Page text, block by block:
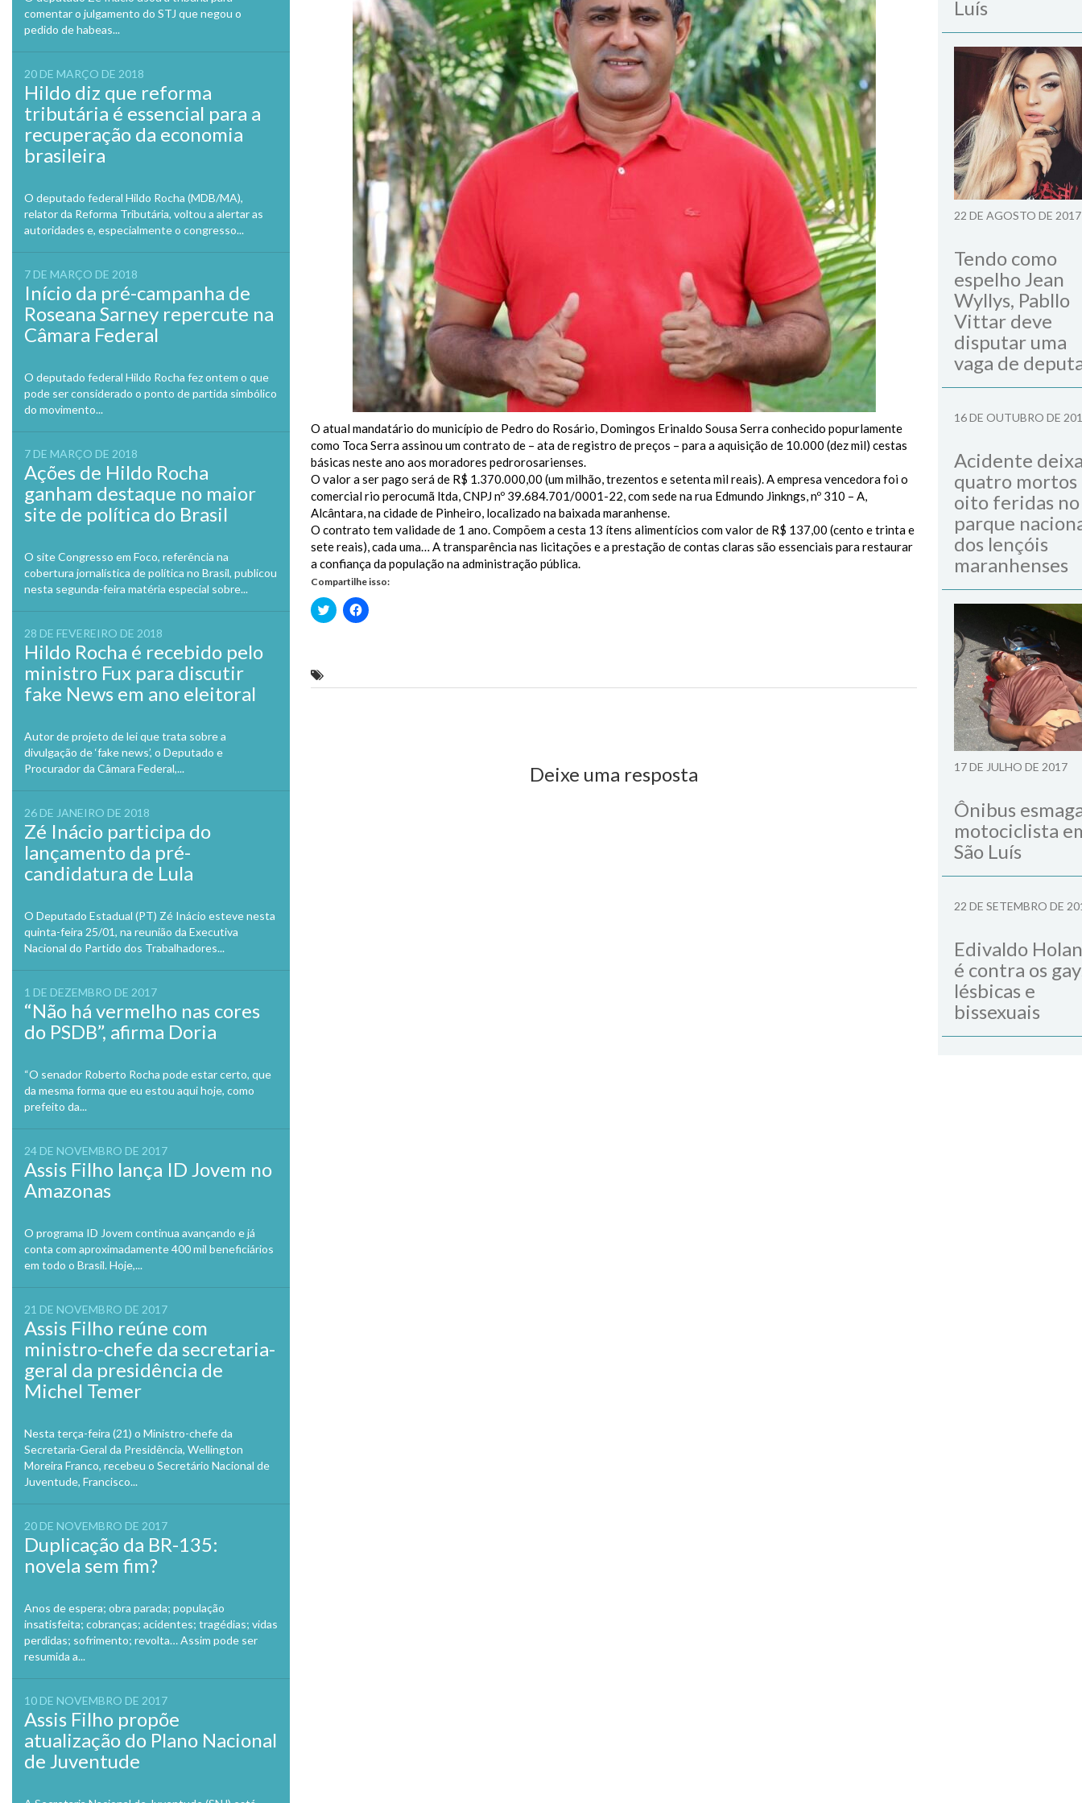
comentar o julgamento do STJ que negou o
pedido de habeas...
20 DE MARÇO DE 2018
Hildo diz que reforma
tributária é essencial para a
recuperação da economia
brasileira
O deputado federal Hildo Rocha (MDB/MA),
relator da Reforma Tributária, voltou a alertar as
autoridades e, especialmente o congresso...
7 DE MARÇO DE 2018
Início da pré-campanha de
Roseana Sarney repercute na
Câmara Federal
O deputado federal Hildo Rocha fez ontem o que
pode ser considerado o ponto de partida simbólico
do movimento...
7 DE MARÇO DE 2018
Ações de Hildo Rocha
ganham destaque no maior
site de política do Brasil
O site Congresso em Foco, referência na
cobertura jornalística de política no Brasil, publicou
nesta segunda-feira matéria especial sobre...
28 DE FEVEREIRO DE 2018
Hildo Rocha é recebido pelo
ministro Fux para discutir
fake News em ano eleitoral
Autor de projeto de lei que trata sobre a
divulgação de ‘fake news’, o Deputado e
Procurador da Câmara Federal,...
26 DE JANEIRO DE 2018
Zé Inácio participa do
lançamento da pré-
candidatura de Lula
O Deputado Estadual (PT) Zé Inácio esteve nesta
quinta-feira 25/01, na reunião da Executiva
Nacional do Partido dos Trabalhadores...
1 DE DEZEMBRO DE 2017
“Não há vermelho nas cores
do PSDB”, afirma Doria
“O senador Roberto Rocha pode estar certo, que
da mesma forma que eu estou aqui hoje, como
prefeito da...
24 DE NOVEMBRO DE 2017
Assis Filho lança ID Jovem no
Amazonas
O programa ID Jovem continua avançando e já
conta com aproximadamente 400 mil beneficiários
em todo o Brasil. Hoje,...
21 DE NOVEMBRO DE 2017
Assis Filho reúne com
ministro-chefe da secretaria-
geral da presidência de
Michel Temer
Nesta terça-feira (21) o Ministro-chefe da
Secretaria-Geral da Presidência, Wellington
Moreira Franco, recebeu o Secretário Nacional de
Juventude, Francisco...
20 DE NOVEMBRO DE 2017
Duplicação da BR-135:
novela sem fim?
Anos de espera; obra parada; população
insatisfeita; cobranças; acidentes; tragédias; vidas
perdidas; sofrimento; revolta… Assim pode ser
resumida a...
10 DE NOVEMBRO DE 2017
Assis Filho propõe
atualização do Plano Nacional
de Juventude
O atual mandatário do município de Pedro do Rosário, Domingos Erinaldo Sousa Serra conhecido popurlamente
como Toca Serra assinou um contrato de – ata de registro de preços – para a aquisição de 10.000 (dez mil) cestas
básicas neste ano aos moradores pedrorosarienses.
O valor a ser pago será de R$ 1.370.000,00 (um milhão, trezentos e setenta mil reais). A empresa vencedora foi o
comercial rio perocumã ltda, CNPJ nº 39.684.701/0001-22, com sede na rua Edmundo Jinkngs, nº 310 – A,
Alcântara, na cidade de Pinheiro, localizado na baixada maranhense.
O contrato tem validade de 1 ano. Compõem a cesta 13 ítens alimentícios com valor de R$ 137,00 (cento e trinta e
sete reais), cada uma… A transparência nas licitações e a prestação de contas claras são essenciais para restaurar
a confiança da população na administração pública.
Compartilhe isso:
Clique
para
Clique
para
Deixe uma resposta
Luís
22 DE AGOSTO DE 2017
Tendo como
espelho Jean
Wyllys, Pabllo
Vittar deve
disputar uma
vaga de
16 DE OUTUBRO DE
Acidente
quatro mortos
oito feridas no
parque
dos lençóis
maranhenses
17 DE JULHO DE 2017
Ônibus
motociclista
São Luís
22 DE SETEMBRO DE
Edivaldo
é contra os
lésbicas e
bissexuais